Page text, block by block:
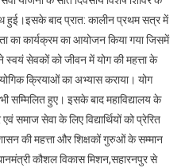
हुई।इसके बाद प्रात: कालीन प्रथम सत्र में
का कार्यक्रम का आयोजन किया गया जिसमें
स्वयं सेवकों को जीवन में योग की महत्ता के
क्रियाओं का अभ्यास कराया। योग
भी सम्मिलित हुए। इसके बाद महाविद्यालय के
समाज सेवा के लिए विद्यार्थियों को प्रेरित
की महत्ता और शिक्षकों गुरुओं के सम्मान
कौशल विकास मिशन,सहारनपुर से